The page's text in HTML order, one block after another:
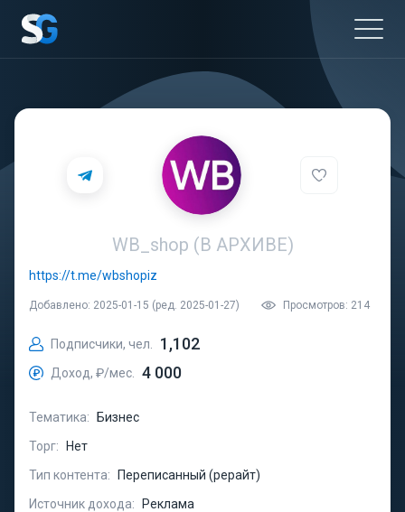
WB_shop (В АРХИВЕ)
https://t.me/wbshopiz
Добавлено: 2025-01-15 (ред. 2025-01-27) Просмотров: 214
Подписчики, чел. 1,102
Доход, ₽/мес. 4 000
Тематика:
Бизнес
Торг:
Нет
Тип контента:
Переписанный (рерайт)
Источник дохода:
Реклама